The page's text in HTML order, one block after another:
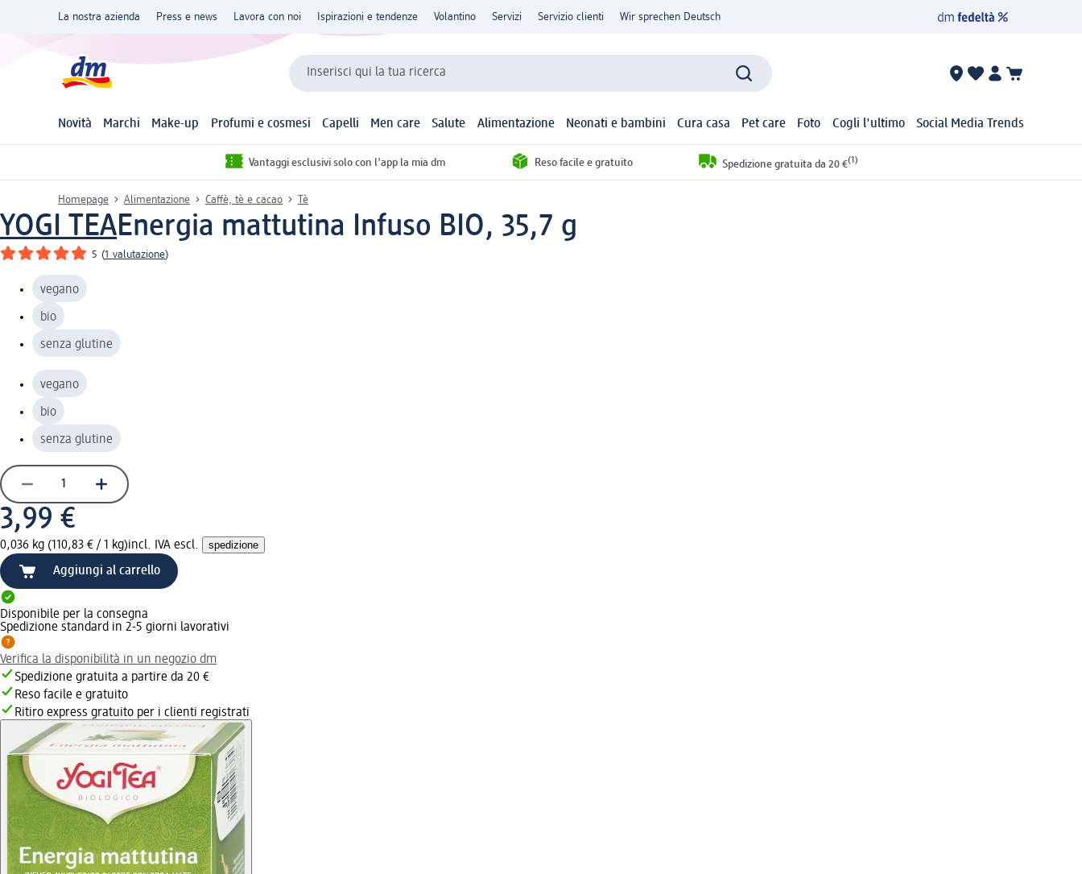
La nostra azienda Press e news Lavora con noi Ispirazioni e tendenze Volantino Servizi Servizio clienti Wir sprechen Deutsch
Inserisci qui la tua ricerca
Novità Marchi Make-up Profumi e cosmesi Capelli Men care Salute Alimentazione Neonati e bambini Cura casa Pet care Foto Cogli l'ultimo Social Media Trends
Vantaggi esclusivi solo con l'app la mia dm Reso facile e gratuito Spedizione gratuita da 20 €(1)
Homepage Alimentazione Caffè, tè e cacao Tè
YOGI TEAEnergia mattutina Infuso BIO, 35,7 g
5 (1 valutazione)
vegano
bio
senza glutine
vegano
bio
senza glutine
3,99 €
0,036 kg (110,83 € / 1 kg)incl. IVA escl. spedizione
Aggiungi al carrello
Disponibile per la consegna
Spedizione standard in 2-5 giorni lavorativi
Verifica la disponibilità in un negozio dm
Spedizione gratuita a partire da 20 €
Reso facile e gratuito
Ritiro express gratuito per i clienti registrati